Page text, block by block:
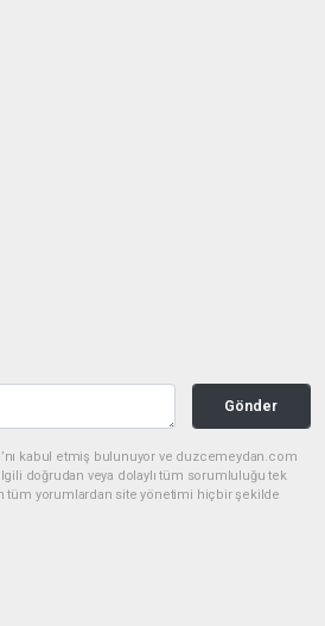
Gönder
kabul etmiş bulunuyor ve duzcemeydan.com
doğrudan veya dolaylı tüm sorumluluğu tek
tüm yorumlardan site yönetimi hiçbir şekilde